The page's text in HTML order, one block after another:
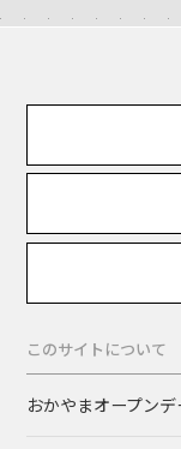
このサイトについて
おかやまオープン